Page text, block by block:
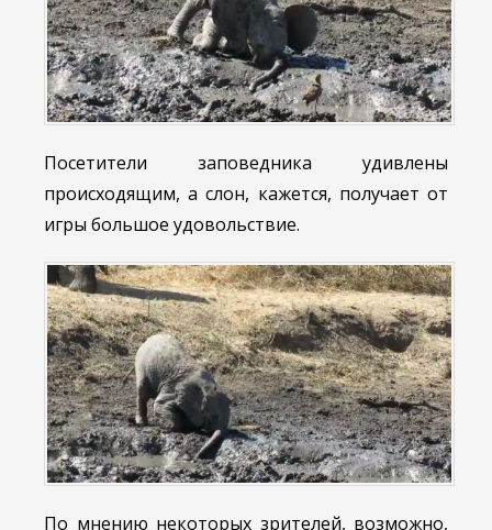
Посетители заповедника удивлены
происходящим, а слон, кажется, получает от
игры большое удовольствие.
По мнению некоторых зрителей, возможно,